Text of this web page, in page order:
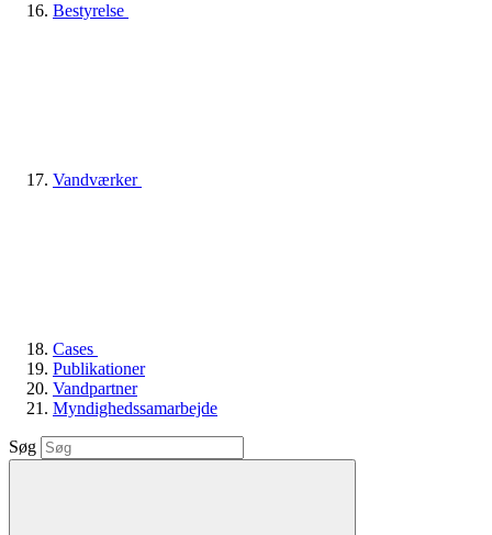
Bestyrelse
Vandværker
Cases
Publikationer
Vandpartner
Myndighedssamarbejde
Søg